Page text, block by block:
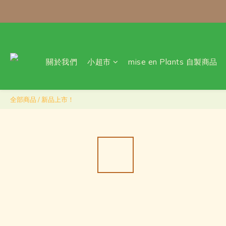
每月 8 號會員日｜小超市自
關於我們 小超市 mise en Plants 自製商品
全部商品 / 新品上市！